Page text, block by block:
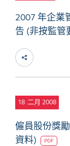
2007 年企業
告 (非按監管
18 二月 2008
僱員股份獎
資料)
PDF